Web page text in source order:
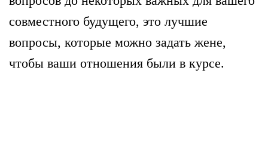
совместного будущего, это лучшие
вопросы, которые можно задать жене,
чтобы ваши отношения были в курсе.